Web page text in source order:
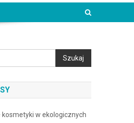
Szukaj
w ekologicznych